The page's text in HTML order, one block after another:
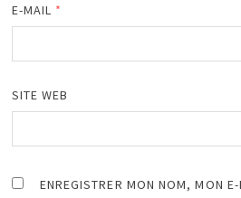
E-MAIL *
SITE WEB
ENREGISTRER MON NOM, MON